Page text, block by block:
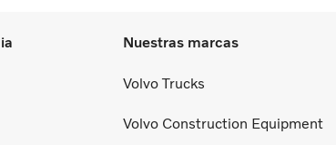
Nuestras marcas
Volvo Trucks
Volvo Construction Equipment